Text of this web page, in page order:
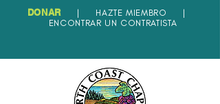
DONAR | HAZTE MIEMBRO
|
ENCONTRAR UN CONTRATISTA